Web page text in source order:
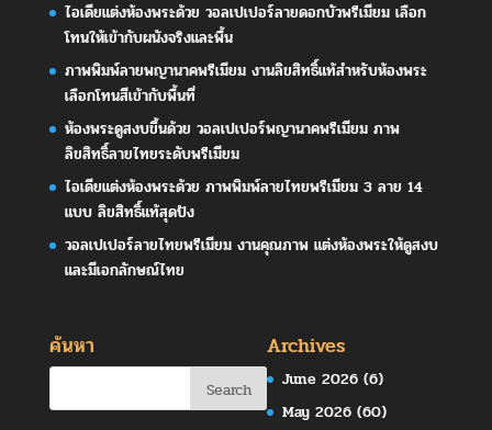
ไอเดียแต่งห้องพระด้วย วอลเปเปอร์ลายดอกบัวพรีเมียม เลือก
โทนให้เข้ากับผนังจริงและพื้น
ภาพพิมพ์ลายพญานาคพรีเมียม งานลิขสิทธิ์แท้สำหรับห้องพระ
เลือกโทนสีเข้ากับพื้นที่
ห้องพระดูสงบขึ้นด้วย วอลเปเปอร์พญานาคพรีเมียม ภาพ
ลิขสิทธิ์ลายไทยระดับพรีเมียม
ไอเดียแต่งห้องพระด้วย ภาพพิมพ์ลายไทยพรีเมียม 3 ลาย 14
แบบ ลิขสิทธิ์แท้สุดปัง
วอลเปเปอร์ลายไทยพรีเมียม งานคุณภาพ แต่งห้องพระให้ดูสงบ
และมีเอกลักษณ์ไทย
ค้นหา Archives
June 2026 (6)
May 2026 (60)